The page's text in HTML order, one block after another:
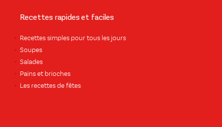
Recettes rapides et faciles
Recettes simples pour tous les jours
Soupes
Salades
Pains et brioches
Les recettes de fêtes